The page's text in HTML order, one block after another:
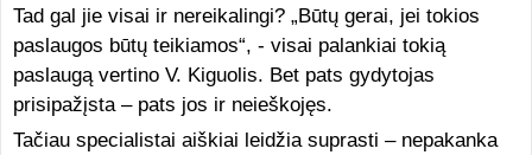
Tad gal jie visai ir nereikalingi? „Būtų gerai, jei tokios
paslaugos būtų teikiamos“, - visai palankiai tokią
paslaugą vertino V. Kiguolis. Bet pats gydytojas
prisipažįsta – pats jos ir neieškojęs.
Tačiau specialistai aiškiai leidžia suprasti – nepakanka